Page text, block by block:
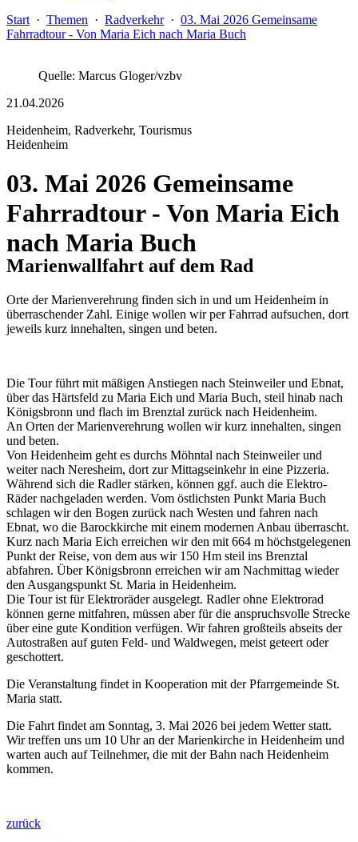
Start · Themen · Radverkehr· 03. Mai 2026 Gemeinsame
Fahrradtour - Von Maria Eich nach Maria Buch
Quelle: Marcus Gloger/vzbv
21.04.2026
Heidenheim, Radverkehr, Tourismus
Heidenheim
03. Mai 2026 Gemeinsame
Fahrradtour - Von Maria Eich
nach Maria Buch
Marienwallfahrt auf dem Rad
Orte der Marienverehrung finden sich in und um Heidenheim in
überraschender Zahl. Einige wollen wir per Fahrrad aufsuchen, dort
jeweils kurz innehalten, singen und beten.
Die Tour führt mit mäßigen Anstiegen nach Steinweiler und Ebnat,
über das Härtsfeld zu Maria Eich und Maria Buch, steil hinab nach
Königsbronn und flach im Brenztal zurück nach Heidenheim.
An Orten der Marienverehrung wollen wir kurz innehalten, singen
und beten.
Von Heidenheim geht es durchs Möhntal nach Steinweiler und
weiter nach Neresheim, dort zur Mittagseinkehr in eine Pizzeria.
Während sich die Radler stärken, können ggf. auch die Elektro-
Räder nachgeladen werden. Vom östlichsten Punkt Maria Buch
schlagen wir den Bogen zurück nach Westen und fahren nach
Ebnat, wo die Barockkirche mit einem modernen Anbau überrascht.
Kurz nach Maria Eich erreichen wir den mit 664 m höchstgelegenen
Punkt der Reise, von dem aus wir 150 Hm steil ins Brenztal
abfahren. Über Königsbronn erreichen wir am Nachmittag wieder
den Ausgangspunkt St. Maria in Heidenheim.
Die Tour ist für Elektroräder ausgelegt. Radler ohne Elektrorad
können gerne mitfahren, müssen aber für die anspruchsvolle Strecke
über eine gute Kondition verfügen. Wir fahren großteils abseits der
Autostraßen auf guten Feld- und Waldwegen, meist geteert oder
geschottert.
Die Veranstaltung findet in Kooperation mit der Pfarrgemeinde St.
Maria statt.
Die Fahrt findet am Sonntag, 3. Mai 2026 bei jedem Wetter statt.
Wir treffen uns um 10 Uhr an der Marienkirche in Heidenheim und
warten auch auf Teilnehmer, die mit der Bahn nach Heidenheim
kommen.
zurück